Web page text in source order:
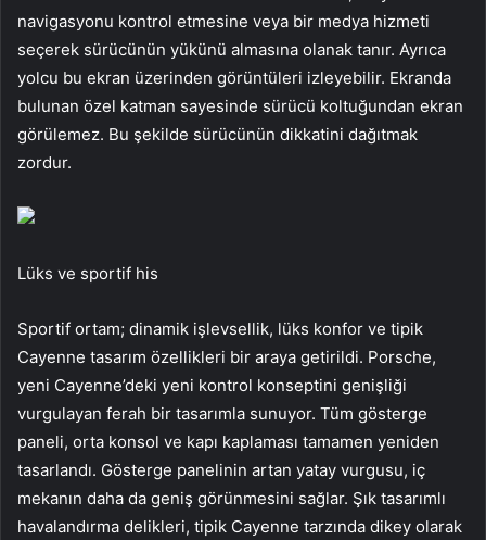
navigasyonu kontrol etmesine veya bir medya hizmeti
seçerek sürücünün yükünü almasına olanak tanır. Ayrıca
yolcu bu ekran üzerinden görüntüleri izleyebilir. Ekranda
bulunan özel katman sayesinde sürücü koltuğundan ekran
görülemez. Bu şekilde sürücünün dikkatini dağıtmak
zordur.
Lüks ve sportif his
Sportif ortam; dinamik işlevsellik, lüks konfor ve tipik
Cayenne tasarım özellikleri bir araya getirildi. Porsche,
yeni Cayenne’deki yeni kontrol konseptini genişliği
vurgulayan ferah bir tasarımla sunuyor. Tüm gösterge
paneli, orta konsol ve kapı kaplaması tamamen yeniden
tasarlandı. Gösterge panelinin artan yatay vurgusu, iç
mekanın daha da geniş görünmesini sağlar. Şık tasarımlı
havalandırma delikleri, tipik Cayenne tarzında dikey olarak